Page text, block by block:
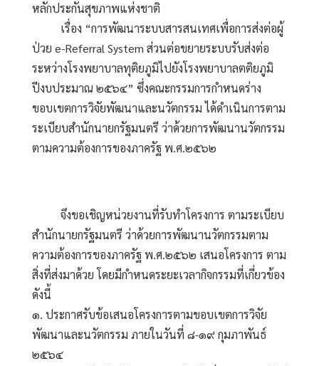
หลักประกันสุขภาพแห่งชาติ
เรื่อง “การพัฒนาระบบสารสนเทศเพื่อการส่งต่อผู้
ป่วย e-Referral System ส่วนต่อขยายระบบรับส่งต่อ
ระหว่างโรงพยาบาลทุติยภูมิไปยังโรงพยาบาลตติยภูมิ
ปีงบประมาณ ๒๕๖๔” ซึ่งคณะกรรมการกำหนดร่าง
ขอบเขตการวิจัยพัฒนาและนวัตกรรม ได้ดำเนินการตาม
ระเบียบสำนักนายกรัฐมนตรี ว่าด้วยการพัฒนานวัตกรรม
ตามความต้องการของภาครัฐ พ.ศ.๒๕๖๒
จึงขอเชิญหน่วยงานที่รับทำโครงการ ตามระเบียบ
สำนักนายกรัฐมนตรี ว่าด้วยการพัฒนานวัตกรรมตาม
ความต้องการของภาครัฐ พ.ศ.๒๕๖๒ เสนอโครงการ ตาม
สิ่งที่ส่งมาด้วย โดยมีกำหนดระยะเวลากิจกรรมที่เกี่ยวข้อง
ดังนี้
๑. ประกาศรับข้อเสนอโครงการตามขอบเขตการวิจัย
พัฒนาและนวัตกรรม ภายในวันที่ ๘-๑๙ กุมภาพันธ์
๒๕๖๔